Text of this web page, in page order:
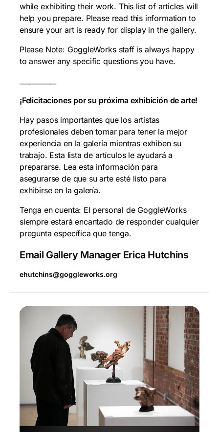
while exhibiting their work. This list of articles will
help you prepare. Please read this information to
ensure your art is ready for display in the gallery.
Please Note: GoggleWorks staff is always happy
to answer any specific questions you have.
¡Felicitaciones por su próxima exhibición de arte!
Hay pasos importantes que los artistas
profesionales deben tomar para tener la mejor
experiencia en la galería mientras exhiben su
trabajo. Esta lista de artículos le ayudará a
prepararse. Lea esta información para
asegurarse de que su arte esté listo para
exhibirse en la galería.
Tenga en cuenta: El personal de GoggleWorks
siempre estará encantado de responder cualquier
pregunta específica que tenga.
Email Gallery Manager Erica Hutchins
ehutchins@goggleworks.org